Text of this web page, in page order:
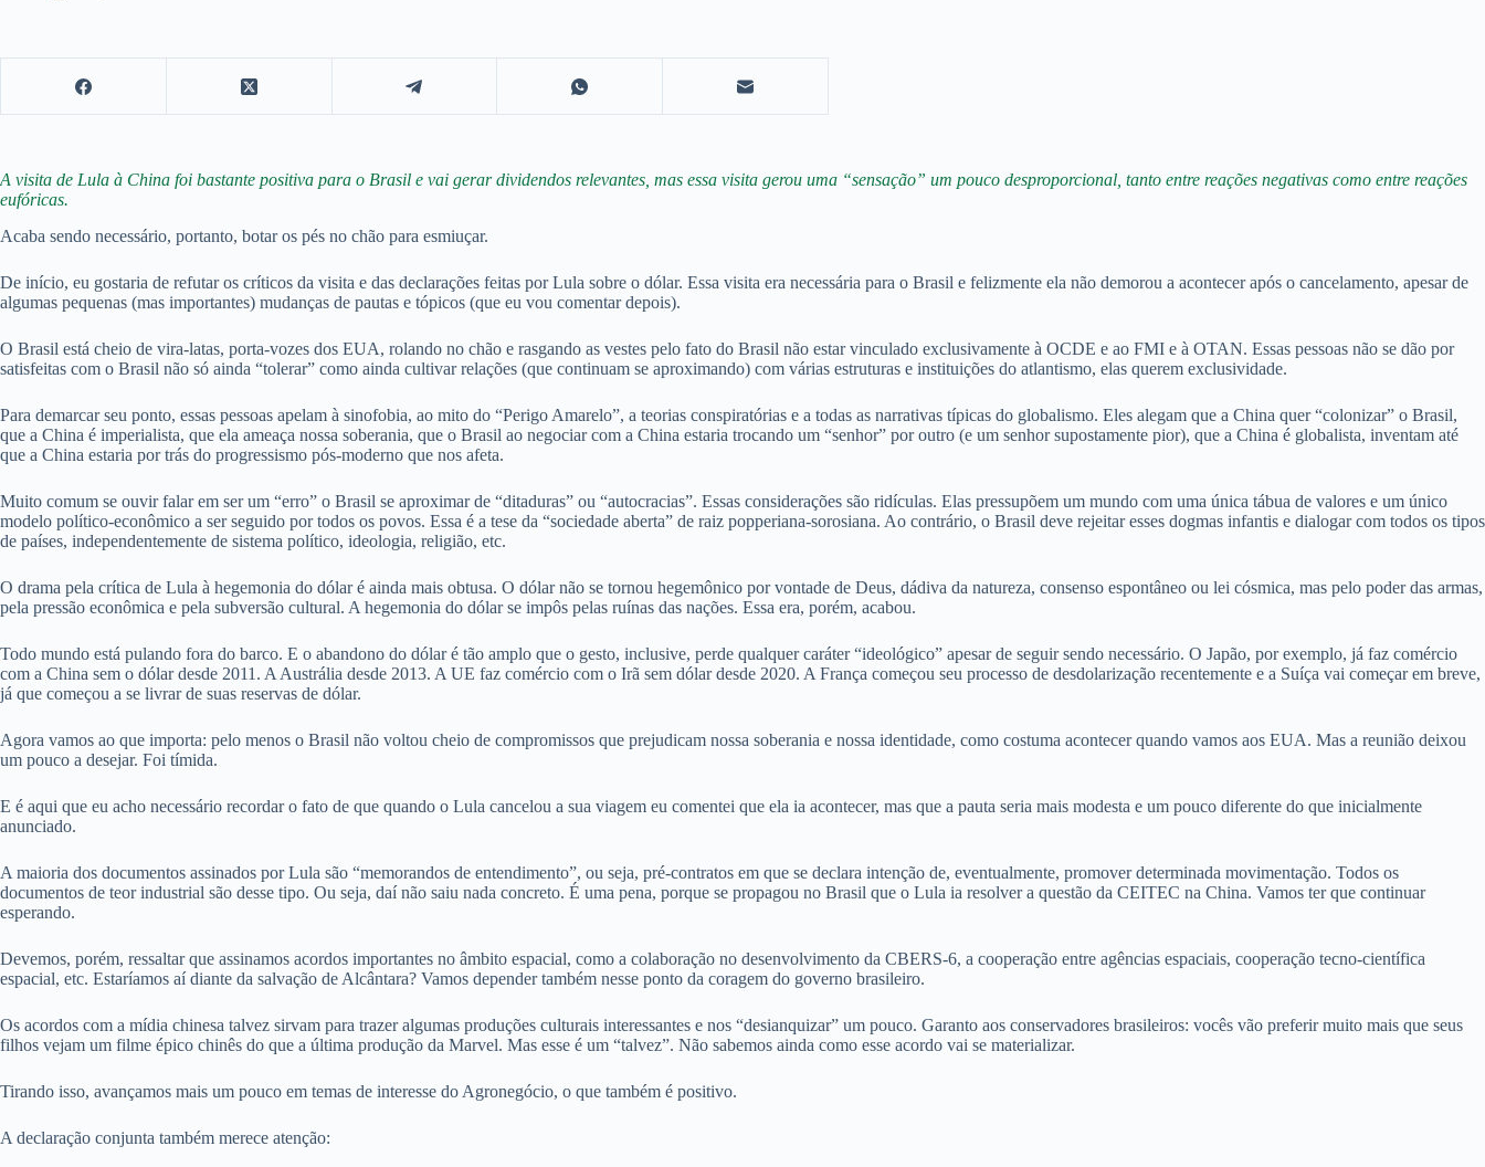
A visita de Lula à China foi bastante positiva para o Brasil e vai gerar dividendos relevantes, mas essa visita gerou uma “sensação” um pouco desproporcional, tanto entre reações negativas como entre reações
eufóricas.
Acaba sendo necessário, portanto, botar os pés no chão para esmiuçar.
De início, eu gostaria de refutar os críticos da visita e das declarações feitas por Lula sobre o dólar. Essa visita era necessária para o Brasil e felizmente ela não demorou a acontecer após o cancelamento, apesar de
algumas pequenas (mas importantes) mudanças de pautas e tópicos (que eu vou comentar depois).
O Brasil está cheio de vira-latas, porta-vozes dos EUA, rolando no chão e rasgando as vestes pelo fato do Brasil não estar vinculado exclusivamente à OCDE e ao FMI e à OTAN. Essas pessoas não se dão por
satisfeitas com o Brasil não só ainda “tolerar” como ainda cultivar relações (que continuam se aproximando) com várias estruturas e instituições do atlantismo, elas querem exclusividade.
Para demarcar seu ponto, essas pessoas apelam à sinofobia, ao mito do “Perigo Amarelo”, a teorias conspiratórias e a todas as narrativas típicas do globalismo. Eles alegam que a China quer “colonizar” o Brasil,
que a China é imperialista, que ela ameaça nossa soberania, que o Brasil ao negociar com a China estaria trocando um “senhor” por outro (e um senhor supostamente pior), que a China é globalista, inventam até
que a China estaria por trás do progressismo pós-moderno que nos afeta.
Muito comum se ouvir falar em ser um “erro” o Brasil se aproximar de “ditaduras” ou “autocracias”. Essas considerações são ridículas. Elas pressupõem um mundo com uma única tábua de valores e um único
modelo político-econômico a ser seguido por todos os povos. Essa é a tese da “sociedade aberta” de raiz popperiana-sorosiana. Ao contrário, o Brasil deve rejeitar esses dogmas infantis e dialogar com todos os tipos
de países, independentemente de sistema político, ideologia, religião, etc.
O drama pela crítica de Lula à hegemonia do dólar é ainda mais obtusa. O dólar não se tornou hegemônico por vontade de Deus, dádiva da natureza, consenso espontâneo ou lei cósmica, mas pelo poder das armas,
pela pressão econômica e pela subversão cultural. A hegemonia do dólar se impôs pelas ruínas das nações. Essa era, porém, acabou.
Todo mundo está pulando fora do barco. E o abandono do dólar é tão amplo que o gesto, inclusive, perde qualquer caráter “ideológico” apesar de seguir sendo necessário. O Japão, por exemplo, já faz comércio
com a China sem o dólar desde 2011. A Austrália desde 2013. A UE faz comércio com o Irã sem dólar desde 2020. A França começou seu processo de desdolarização recentemente e a Suíça vai começar em breve,
já que começou a se livrar de suas reservas de dólar.
Agora vamos ao que importa: pelo menos o Brasil não voltou cheio de compromissos que prejudicam nossa soberania e nossa identidade, como costuma acontecer quando vamos aos EUA. Mas a reunião deixou
um pouco a desejar. Foi tímida.
E é aqui que eu acho necessário recordar o fato de que quando o Lula cancelou a sua viagem eu comentei que ela ia acontecer, mas que a pauta seria mais modesta e um pouco diferente do que inicialmente
anunciado.
A maioria dos documentos assinados por Lula são “memorandos de entendimento”, ou seja, pré-contratos em que se declara intenção de, eventualmente, promover determinada movimentação. Todos os
documentos de teor industrial são desse tipo. Ou seja, daí não saiu nada concreto. É uma pena, porque se propagou no Brasil que o Lula ia resolver a questão da CEITEC na China. Vamos ter que continuar
esperando.
Devemos, porém, ressaltar que assinamos acordos importantes no âmbito espacial, como a colaboração no desenvolvimento da CBERS-6, a cooperação entre agências espaciais, cooperação tecno-científica
espacial, etc. Estaríamos aí diante da salvação de Alcântara? Vamos depender também nesse ponto da coragem do governo brasileiro.
Os acordos com a mídia chinesa talvez sirvam para trazer algumas produções culturais interessantes e nos “desianquizar” um pouco. Garanto aos conservadores brasileiros: vocês vão preferir muito mais que seus
filhos vejam um filme épico chinês do que a última produção da Marvel. Mas esse é um “talvez”. Não sabemos ainda como esse acordo vai se materializar.
Tirando isso, avançamos mais um pouco em temas de interesse do Agronegócio, o que também é positivo.
A declaração conjunta também merece atenção: